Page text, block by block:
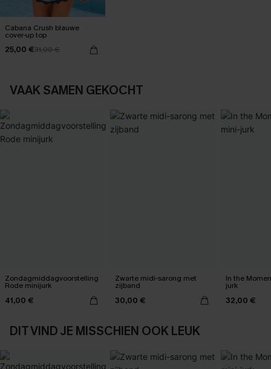
Cabana Crush blauwe
cover-up top
25,00 €31,00 €
VAAK SAMEN GEKOCHT
Zondagmiddagvoorstelling
Rode minijurk
41,00 €
Zwarte midi-sarong met
zijband
30,00 €
In the
jurk
32,00 €
DIT VIND JE MISSCHIEN OOK LEUK